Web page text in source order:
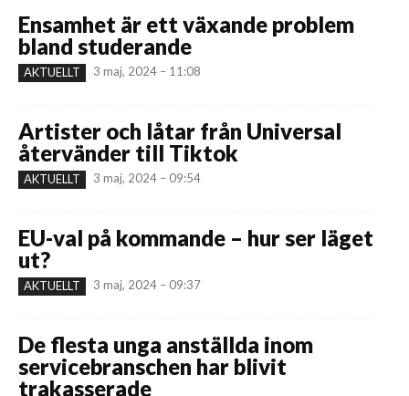
Ensamhet är ett växande problem
bland studerande
AKTUELLT 3 maj, 2024 – 11:08
Artister och låtar från Universal
återvänder till Tiktok
AKTUELLT 3 maj, 2024 – 09:54
EU-val på kommande – hur ser läget
ut?
AKTUELLT 3 maj, 2024 – 09:37
De flesta unga anställda inom
servicebranschen har blivit
trakasserade